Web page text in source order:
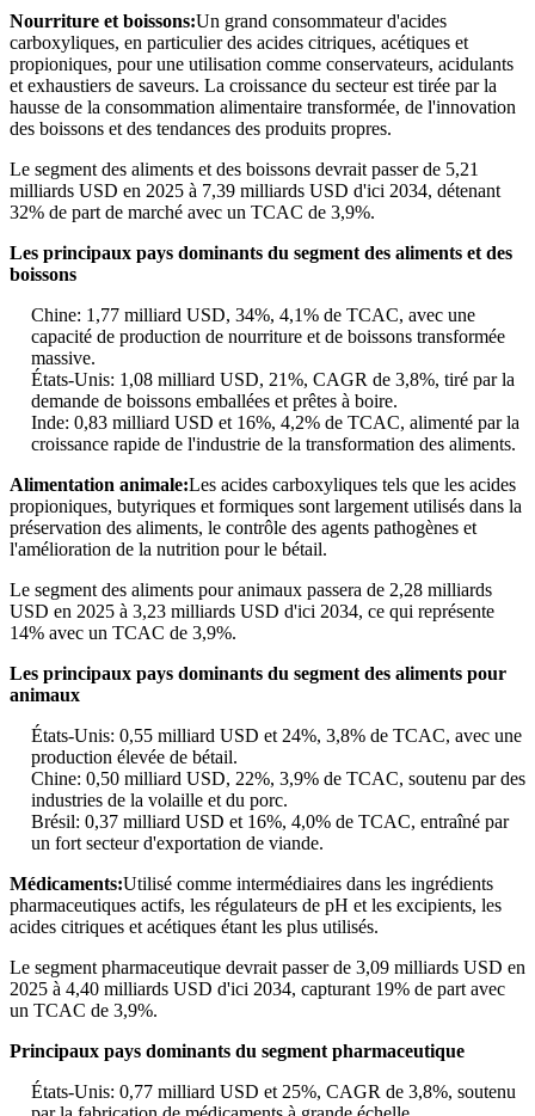
Nourriture et boissons:Un grand consommateur d'acides
carboxyliques, en particulier des acides citriques, acétiques et
propioniques, pour une utilisation comme conservateurs, acidulants
et exhaustiers de saveurs. La croissance du secteur est tirée par la
hausse de la consommation alimentaire transformée, de l'innovation
des boissons et des tendances des produits propres.
Le segment des aliments et des boissons devrait passer de 5,21
milliards USD en 2025 à 7,39 milliards USD d'ici 2034, détenant
32% de part de marché avec un TCAC de 3,9%.
Les principaux pays dominants du segment des aliments et des
boissons
Chine: 1,77 milliard USD, 34%, 4,1% de TCAC, avec une
capacité de production de nourriture et de boissons transformée
massive.
États-Unis: 1,08 milliard USD, 21%, CAGR de 3,8%, tiré par la
demande de boissons emballées et prêtes à boire.
Inde: 0,83 milliard USD et 16%, 4,2% de TCAC, alimenté par la
croissance rapide de l'industrie de la transformation des aliments.
Alimentation animale:Les acides carboxyliques tels que les acides
propioniques, butyriques et formiques sont largement utilisés dans la
préservation des aliments, le contrôle des agents pathogènes et
l'amélioration de la nutrition pour le bétail.
Le segment des aliments pour animaux passera de 2,28 milliards
USD en 2025 à 3,23 milliards USD d'ici 2034, ce qui représente
14% avec un TCAC de 3,9%.
Les principaux pays dominants du segment des aliments pour
animaux
États-Unis: 0,55 milliard USD et 24%, 3,8% de TCAC, avec une
production élevée de bétail.
Chine: 0,50 milliard USD, 22%, 3,9% de TCAC, soutenu par des
industries de la volaille et du porc.
Brésil: 0,37 milliard USD et 16%, 4,0% de TCAC, entraîné par
un fort secteur d'exportation de viande.
Médicaments:Utilisé comme intermédiaires dans les ingrédients
pharmaceutiques actifs, les régulateurs de pH et les excipients, les
acides citriques et acétiques étant les plus utilisés.
Le segment pharmaceutique devrait passer de 3,09 milliards USD en
2025 à 4,40 milliards USD d'ici 2034, capturant 19% de part avec
un TCAC de 3,9%.
Principaux pays dominants du segment pharmaceutique
États-Unis: 0,77 milliard USD et 25%, CAGR de 3,8%, soutenu